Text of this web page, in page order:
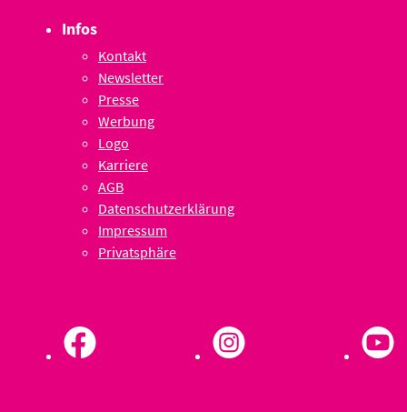
Infos
Kontakt
Newsletter
Presse
Werbung
Logo
Karriere
AGB
Datenschutzerklärung
Impressum
Privatsphäre